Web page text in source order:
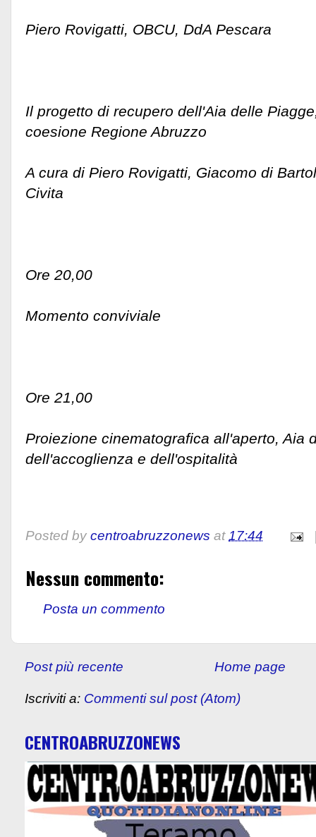
Piero Rovigatti, OBCU, DdA Pescara
Il progetto di recupero dell'Aia delle
coesione Regione Abruzzo
A cura di Piero Rovigatti, Giacomo di
Civita
Ore 20,00
Momento conviviale
Ore 21,00
Proiezione cinematografica all'aperto, Aia
dell'accoglienza e dell'ospitalità
Posted by centroabruzzonews at17:44
Nessun commento:
Posta un commento
Post più recente Home page
Iscriviti a: Commenti sul post (Atom)
CENTROABRUZZONEWS